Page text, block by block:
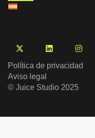
Política de privacidad
Aviso legal
© Juice Studio 2025